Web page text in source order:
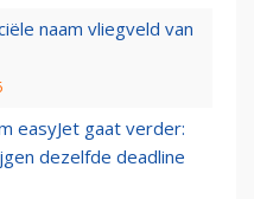
naam vliegveld van
easyJet gaat verder:
dezelfde deadline